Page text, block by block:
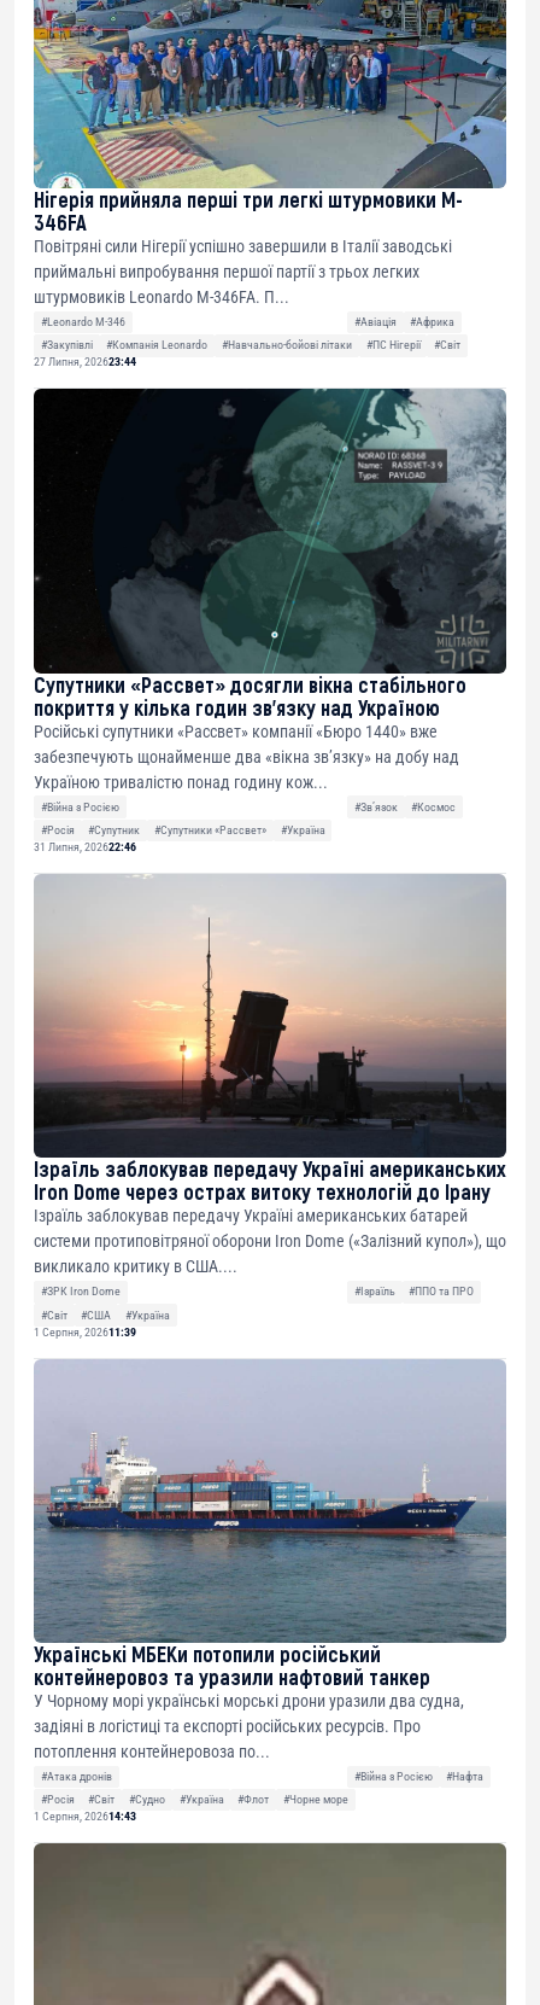
Нігерія прийняла перші три легкі штурмовики M-
346FA
Повітряні сили Нігерії успішно завершили в Італії заводські
приймальні випробування першої партії з трьох легких
штурмовиків Leonardo M-346FA. П...
#Leonardo M-346 #Авіація
#Африка
#Закупівлі
#Компанія Leonardo #Навчально-бойові літаки #ПС Нігерії
#Світ
27 Липня, 202623:44
Супутники «Рассвет» досягли вікна стабільного
покриття у кілька годин зв’язку над Україною
Російські супутники «Рассвет» компанії «Бюро 1440» вже
забезпечують щонайменше два «вікна зв’язку» на добу над
Україною тривалістю понад годину кож...
#Війна з Росією #Звʼязок
#Космос
#Росія
#Супутник #Супутники «Рассвет»
#Україна
31 Липня, 202622:46
Ізраїль заблокував передачу Україні американських
Iron Dome через острах витоку технологій до Ірану
Ізраїль заблокував передачу Україні американських батарей
системи протиповітряної оборони Iron Dome («Залізний купол»), що
викликало критику в США....
#ЗРК Iron Dome #Ізраїль
#ППО та ПРО
#Світ
#США
#Україна
1 Серпня, 202611:39
Українські МБЕКи потопили російський
контейнеровоз та уразили нафтовий танкер
У Чорному морі українські морські дрони уразили два судна,
задіяні в логістиці та експорті російських ресурсів. Про
потоплення контейнеровоза по...
#Атака дронів #Війна з Росією
#Нафта
#Росія
#Світ #Судно #Україна #Флот
#Чорне море
1 Серпня, 202614:43